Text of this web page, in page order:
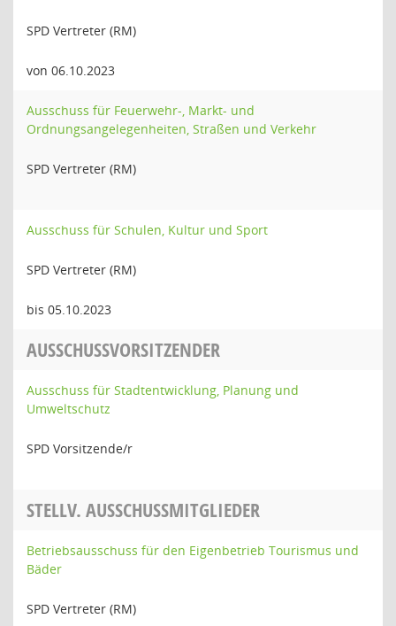
SPD Vertreter (RM)
von 06.10.2023
Ausschuss für Feuerwehr-, Markt- und
Ordnungsangelegenheiten, Straßen und Verkehr
SPD Vertreter (RM)
Ausschuss für Schulen, Kultur und Sport
SPD Vertreter (RM)
bis 05.10.2023
AUSSCHUSSVORSITZENDER
Ausschuss für Stadtentwicklung, Planung und
Umweltschutz
SPD Vorsitzende/r
STELLV. AUSSCHUSSMITGLIEDER
Betriebsausschuss für den Eigenbetrieb Tourismus und
Bäder
SPD Vertreter (RM)